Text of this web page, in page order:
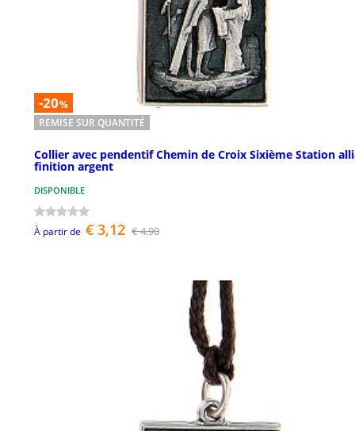
-20%
REMISE SUR QUANTITÉ
Collier avec pendentif Chemin de Croix Sixième Station
finition argent
DISPONIBLE
À partir de € 3,12 € 4,90